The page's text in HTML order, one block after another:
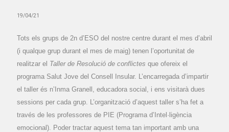
19/04/21
Tots els grups de 2n d’ESO del nostre centre durant el mes d’abril
(i qualque grup durant el mes de maig) tenen l’oportunitat de
realitzar el Taller de Resolució de conflictes que ofereix el
programa Salut Jove del Consell Insular. L’encarregada d’impartir
el taller és n’Inma Granell, educadora social, i ens visitarà dues
sessions per cada grup. L’organització d’aquest taller s’ha fet a
través de les professores de PIE (Programa d’Intel·ligència
emocional). Poder tractar aquest tema tan important amb una